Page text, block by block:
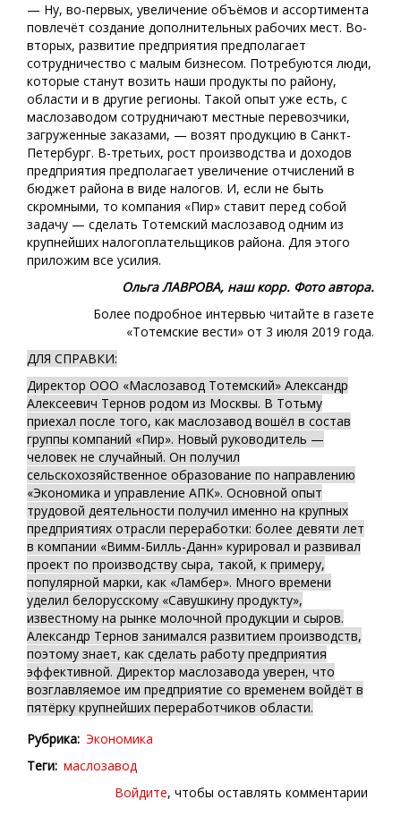
— Ну, во-первых, увеличение объёмов и ассортимента
повлечёт создание дополнительных рабочих мест. Во-
вторых, развитие предприятия предполагает
сотрудничество с малым бизнесом. Потребуются люди,
которые станут возить наши продукты по району,
области и в другие регионы. Такой опыт уже есть, с
маслозаводом сотрудничают местные перевозчики,
загруженные заказами, — возят продукцию в Санкт-
Петербург. В-третьих, рост производства и доходов
предприятия предполагает увеличение отчислений в
бюджет района в виде налогов. И, если не быть
скромными, то компания «Пир» ставит перед собой
задачу — сделать Тотемский маслозавод одним из
крупнейших налогоплательщиков района. Для этого
приложим все усилия.
Ольга ЛАВРОВА, наш корр. Фото автора.
Более подробное интервью читайте в газете
«Тотемские вести» от 3 июля 2019 года.
ДЛЯ СПРАВКИ:
Директор ООО «Маслозавод Тотемский» Александр
Алексеевич Тернов родом из Москвы. В Тотьму
приехал после того, как маслозавод вошёл в состав
группы компаний «Пир». Новый руководитель —
человек не случайный. Он получил
сельскохозяйственное образование по направлению
«Экономика и управление АПК». Основной опыт
трудовой деятельности получил именно на крупных
предприятиях отрасли переработки: более девяти лет
в компании «Вимм-Билль-Данн» курировал и развивал
проект по производству сыра, такой, к примеру,
популярной марки, как «Ламбер». Много времени
уделил белорусскому «Савушкину продукту»,
известному на рынке молочной продукции и сыров.
Александр Тернов занимался развитием производств,
поэтому знает, как сделать работу предприятия
эффективной. Директор маслозавода уверен, что
возглавляемое им предприятие со временем войдёт в
пятёрку крупнейших переработчиков области.
Рубрика Экономика
Теги маслозавод
Войдите, чтобы оставлять комментарии